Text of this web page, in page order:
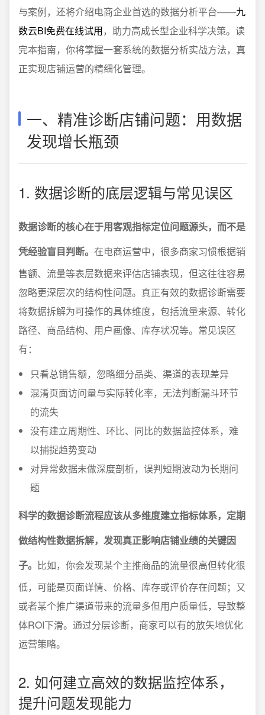
与案例，还将介绍电商企业首选的数据分析平台——九
数云BI免费在线试用，助力高成长型企业科学决策。读
完本指南，你将掌握一套系统的数据分析实战方法，真
正实现店铺运营的精细化管理。
一、精准诊断店铺问题：用数据
发现增长瓶颈
1. 数据诊断的底层逻辑与常见误区
数据诊断的核心在于用客观指标定位问题源头，而不是
凭经验盲目判断。 在电商运营中，很多商家习惯根据销
售额、流量等表层数据来评估店铺表现，但这往往容易
忽略更深层次的结构性问题。真正有效的数据诊断需要
将数据拆解为可操作的具体维度，包括流量来源、转化
路径、商品结构、用户画像、库存状况等。常见误区
有：
只看总销售额，忽略细分品类、渠道的表现差异
混淆页面访问量与实际转化率，无法判断漏斗环节
的流失
没有建立周期性、环比、同比的数据监控体系，难
以捕捉趋势变动
对异常数据未做深度剖析，误判短期波动为长期问
题
科学的数据诊断流程应该从多维度建立指标体系，定期
做结构性数据拆解，发现真正影响店铺业绩的关键因
子。 比如，你会发现某个主推商品的流量很高但转化很
低，可能是页面详情、价格、库存或评价存在问题；又
或者某个推广渠道带来的流量多但用户质量低，导致整
体ROI下滑。通过分层诊断，商家可以有的放矢地优化
运营策略。
2. 如何建立高效的数据监控体系，
提升问题发现能力